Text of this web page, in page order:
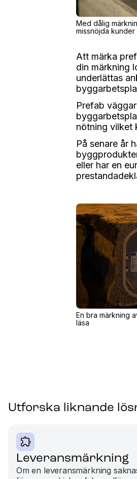
Med dålig
missnöjda kunder
Att märka
din märkning
underlättas
Prefab
nötning vilket
På senare år
eller har en
En bra märkning
läsa
Utforska liknande
Leveransmärkning
Om en leveransmärkning